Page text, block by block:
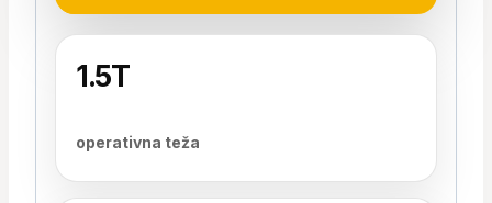
1.5T
operativna teža